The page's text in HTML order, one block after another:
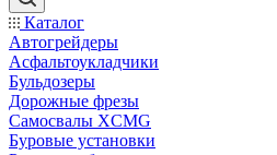
Каталог
Автогрейдеры
Асфальтоукладчики
Бульдозеры
Дорожные фрезы
Самосвалы XCMG
Буровые установки